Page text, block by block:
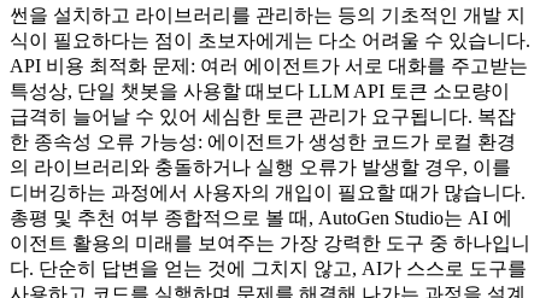
썬을 설치하고 라이브러리를 관리하는 등의 기초적인 개발 지
식이 필요하다는 점이 초보자에게는 다소 어려울 수 있습니다.
API 비용 최적화 문제: 여러 에이전트가 서로 대화를 주고받는
특성상, 단일 챗봇을 사용할 때보다 LLM API 토큰 소모량이
급격히 늘어날 수 있어 세심한 토큰 관리가 요구됩니다. 복잡
한 종속성 오류 가능성: 에이전트가 생성한 코드가 로컬 환경
의 라이브러리와 충돌하거나 실행 오류가 발생할 경우, 이를
디버깅하는 과정에서 사용자의 개입이 필요할 때가 많습니다.
총평 및 추천 여부 종합적으로 볼 때, AutoGen Studio는 AI 에
이전트 활용의 미래를 보여주는 가장 강력한 도구 중 하나입니
다. 단순히 답변을 얻는 것에 그치지 않고, AI가 스스로 도구를
사용하고 코드를 실행하며 문제를 해결해 나가는 과정을 설계